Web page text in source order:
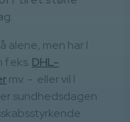
alene, men har I
DHL-
mv. - eller vil I
sundhedsdagen